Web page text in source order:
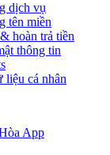
dịch vụ
tên miền
hoàn trả tiền
thông tin
liệu cá nhân
App